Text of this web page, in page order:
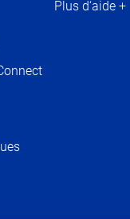
Plus d‘aide +